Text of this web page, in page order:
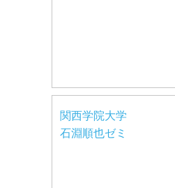
関西学院大学
石淵順也ゼミ